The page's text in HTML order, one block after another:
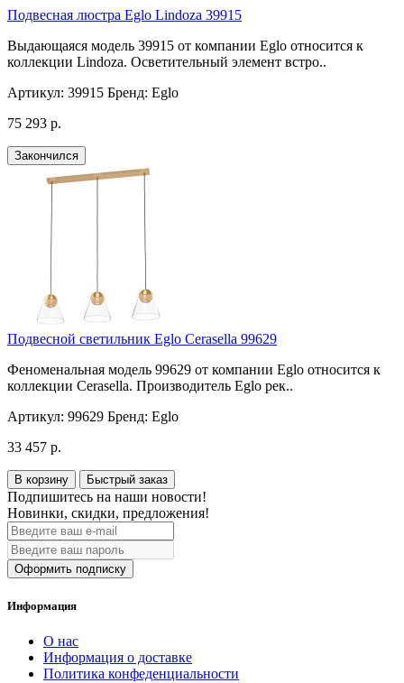
Подвесная люстра Eglo Lindoza 39915
Выдающаяся модель 39915 от компании Eglo относится к
коллекции Lindoza. Осветительный элемент встро..
Артикул: 39915 Бренд: Eglo
75 293 р.
Закончился
Подвесной светильник Eglo Cerasella 99629
Феноменальная модель 99629 от компании Eglo относится к
коллекции Cerasella. Производитель Eglo рек..
Артикул: 99629 Бренд: Eglo
33 457 р.
В корзину Быстрый заказ
Подпишитесь на наши новости!
Новинки, скидки, предложения!
Оформить подписку
Информация
О нас
Информация о доставке
Политика конфеденциальности